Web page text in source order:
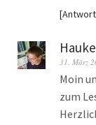
Hauke
31. März
Moin
zum